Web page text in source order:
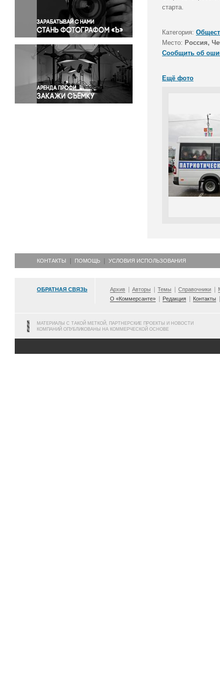
Правосудие
Происшествия и конфликты
Религия
Светская жизнь
Спорт
Экология
Экономика и бизнес
старта.
Категория:
Место: Россия,
Сообщить об
Ещё фото
КОНТАКТЫ ПОМОЩЬ УСЛОВИЯ ИСПОЛЬЗОВАНИЯ
ОБРАТНАЯ СВЯЗЬ Архив Авторы Темы Справочники
О «Коммерсанте»
Редакция Контакты
МАТЕРИАЛЫ С ТАКОЙ МЕТКОЙ, ПАРТНЕРСКИЕ ПРОЕКТЫ И НОВОСТИ
КОМПАНИЙ ОПУБЛИКОВАНЫ НА КОММЕРЧЕСКОЙ ОСНОВЕ